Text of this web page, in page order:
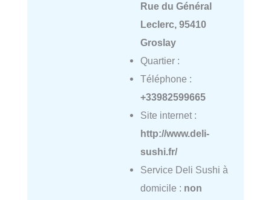
Rue du Général
Leclerc, 95410
Groslay
Quartier :
Téléphone :
+33982599665
Site internet :
http://www.deli-
sushi.fr/
Service Deli Sushi à
domicile : non